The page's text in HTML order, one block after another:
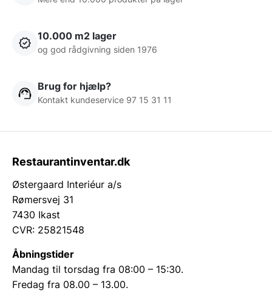
10.000 m2 lager
og god rådgivning siden 1976
Brug for hjælp?
Kontakt kundeservice 97 15 31 11
Restaurantinventar.dk
Østergaard Interiéur a/s
Rømersvej 31
7430 Ikast
CVR: 25821548
Åbningstider
Mandag til torsdag fra 08:00 – 15:30.
Fredag fra 08.00 – 13.00.